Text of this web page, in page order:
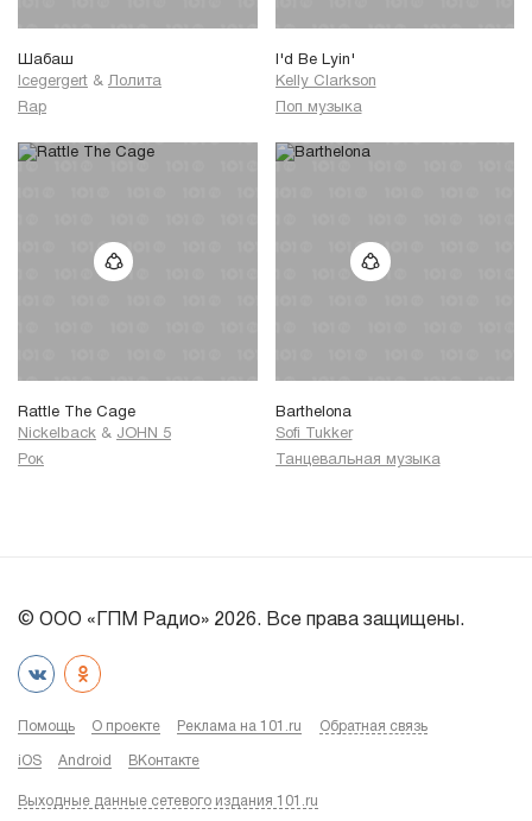
Шабаш
Icegergert & Лолита
Rap
I'd Be Lyin'
Kelly Clarkson
Поп музыка
Rattle The Cage
Nickelback & JOHN 5
Рок
Barthelona
Sofi Tukker
Танцевальная музыка
© ООО «ГПМ Радио» 2026. Все права защищены.
Помощь О проекте Реклама на 101.ru Обратная связь
iOS Android ВКонтакте
Выходные данные сетевого издания 101.ru